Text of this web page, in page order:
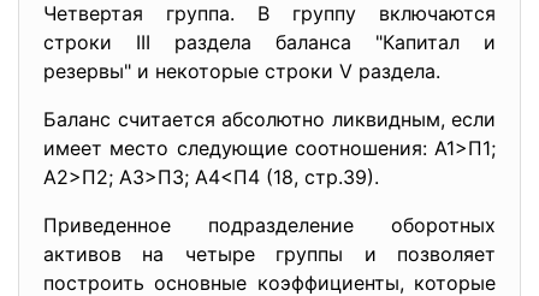
Четвертая группа. В группу включаются
строки III раздела баланса "Капитал и
резервы" и некоторые строки V раздела.
Баланс считается абсолютно ликвидным, если
имеет место следующие соотношения: А1>П1;
A2>П2; A3>П3; A4<П4 (18, стр.39).
Приведенное подразделение оборотных
активов на четыре группы и позволяет
построить основные коэффициенты, которые